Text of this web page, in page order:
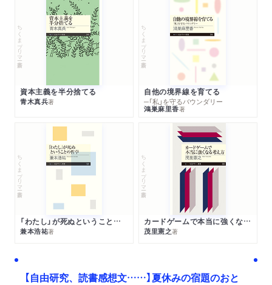
ちくまプリマー新書
資本主義を半分捨てる
青木真兵著
ちくまプリマー新書
自他の境界線を育てる
─「私」を守るバウンダリー
鴻巣麻里香著
ちくまプリマー新書
「わたし」が死ぬということの哲学
兼本浩祐著
ちくまプリマー新書
カードゲームで本当に強くなる考え方
茂里憲之著
【自由研究、読書感想文……】夏休みの宿題のおと